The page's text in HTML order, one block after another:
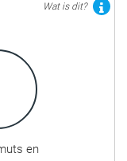
Wat is dit?
en